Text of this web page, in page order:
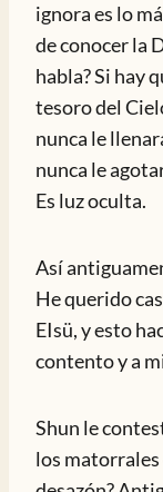
ignora es lo
de conocer la
habla? Si hay
tesoro del
nunca le
nunca le
Es luz oculta.
Así
He querido
EIsü, y esto
contento y a
Shun le
los matorrales